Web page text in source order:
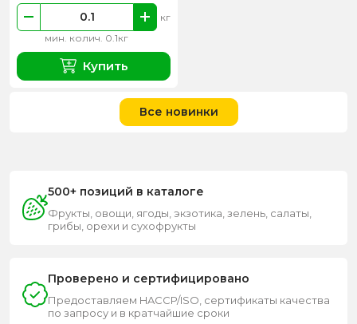
мин. колич. 0.1кг
кг
Купить
Все новинки
500+ позиций в каталоге
Фрукты, овощи, ягоды, экзотика, зелень, салаты,
грибы, орехи и сухофрукты
Проверено и сертифицировано
Предоставляем HACCP/ISO, сертификаты качества
по запросу и в кратчайшие сроки